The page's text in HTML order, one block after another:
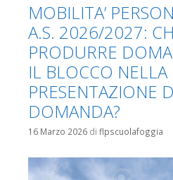
MOBILITA’
A.S. 2026/2027:
PRODURRE
IL BLOCCO NELLA
PRESENTAZIONE
DOMANDA?
16 Marzo 2026 di flpscuolafoggia